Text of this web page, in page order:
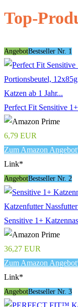
Top-
AngebotBestseller Nr. 1
Perfect Fit Sensitive
6,79 EUR
Zum Amazon
Link*
AngebotBestseller Nr. 2
Sensitive 1+
36,27 EUR
Zum Amazon
Link*
AngebotBestseller Nr. 3